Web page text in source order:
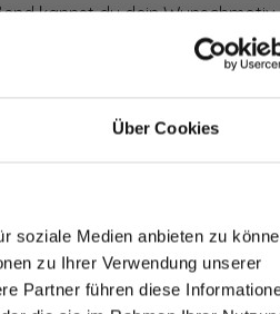
Über Cookies
soziale Medien anbieten zu
zu Ihrer Verwendung unserer
Partner führen diese
kannst du dein
werden dir die
du dein individuelles
anmelden.